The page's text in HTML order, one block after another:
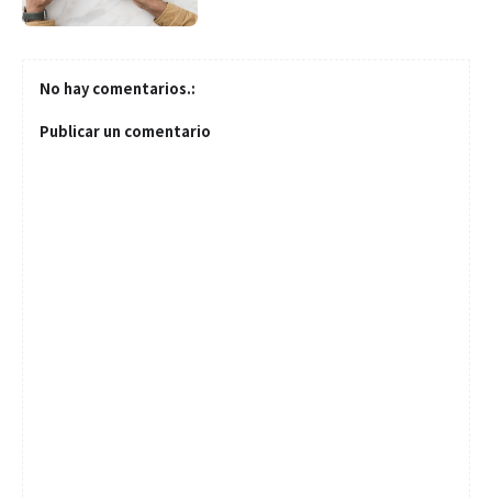
No hay comentarios.:
Publicar un comentario